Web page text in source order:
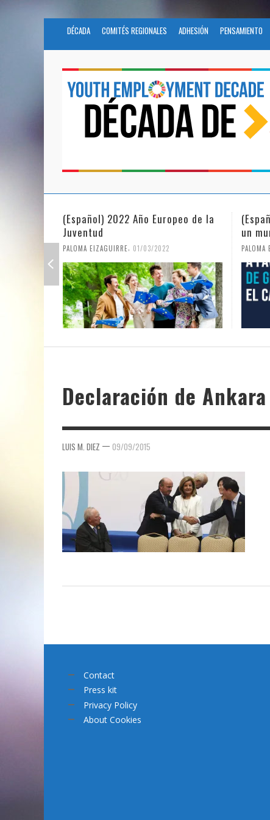
DÉCADA COMITÉS REGIONALES ADHESIÓN PENSAMIENTO
(Español) 2022 Año Europeo de la
Juventud
PALOMA EIZAGUIRRE 01/03/2022
un
PALOMA
Declaración de Ankara
LUIS M. DIEZ — 09/09/2015
Contact
Press kit
Privacy Policy
About Cookies